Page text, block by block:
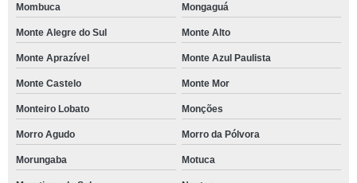
Mombuca Mongaguá
Monte Alegre do Sul Monte Alto
Monte Aprazível Monte Azul Paulista
Monte Castelo Monte Mor
Monteiro Lobato Monções
Morro Agudo Morro da Pólvora
Morungaba Motuca